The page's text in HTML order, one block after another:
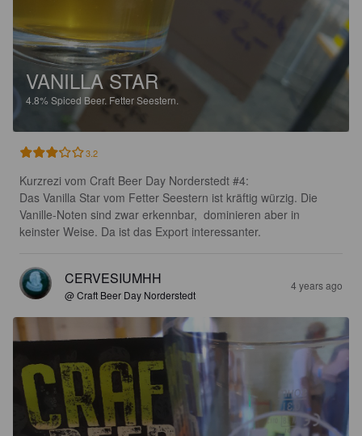
VANILLA STAR
4.8%Spiced Beer. Fetter Seestern.
3.2
Kurzrezi vom Craft Beer Day Norderstedt #4:
Das Vanilla Star vom Fetter Seestern ist kräftig würzig. Die
Vanille-Noten sind zwar erkennbar,  dominieren aber in
keinster Weise. Da ist das Export interessanter.
CERVESIUMHH
@ Craft Beer Day Norderstedt
4 years ago